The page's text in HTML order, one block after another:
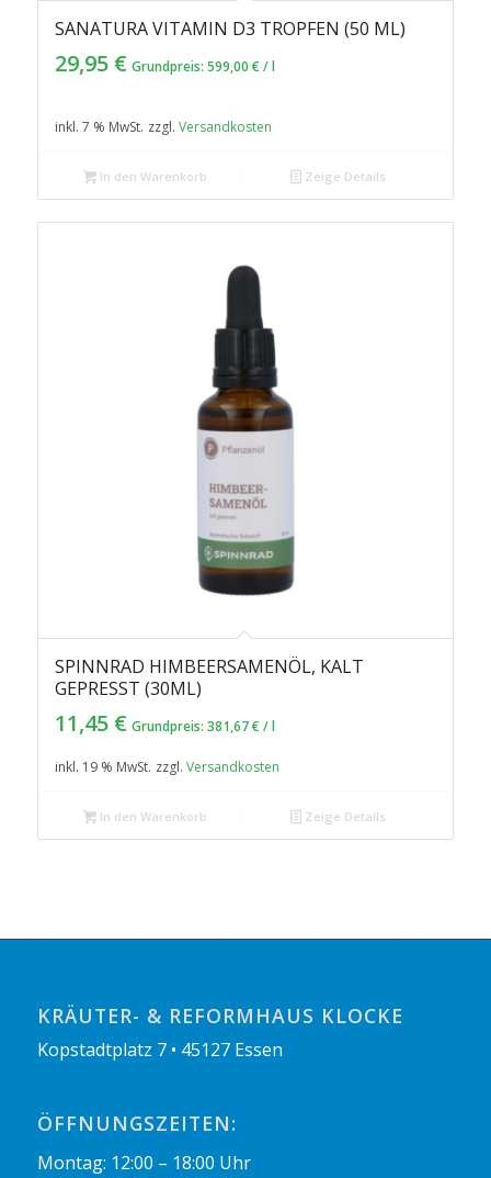
SANATURA VITAMIN D3 TROPFEN (50 ML)
29,95 € Grundpreis: 599,00 € /l
inkl. 7 % MwSt. zzgl. Versandkosten
In den Warenkorb Zeige Details
SPINNRAD HIMBEERSAMENÖL, KALT
GEPRESST (30ML)
11,45 € Grundpreis: 381,67€ /l
inkl. 19 % MwSt. zzgl. Versandkosten
In den Warenkorb Zeige Details
KRÄUTER- & REFORMHAUS KLOCKE
Kopstadtplatz 7 • 45127 Essen
ÖFFNUNGSZEITEN:
Montag: 12:00 – 18:00 Uhr